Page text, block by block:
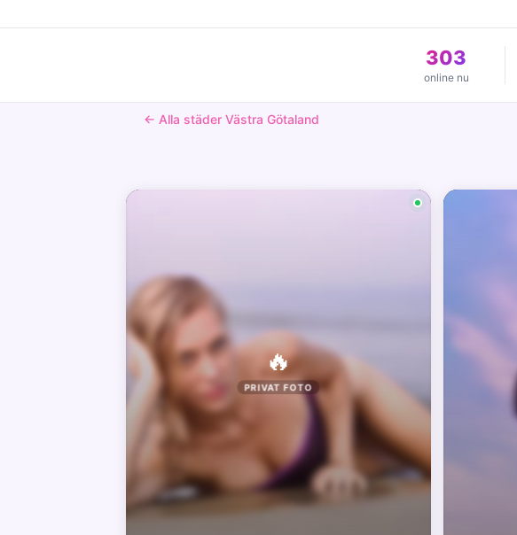
303
online nu
← Alla städer Västra Götaland
🔥
PRIVAT FOTO